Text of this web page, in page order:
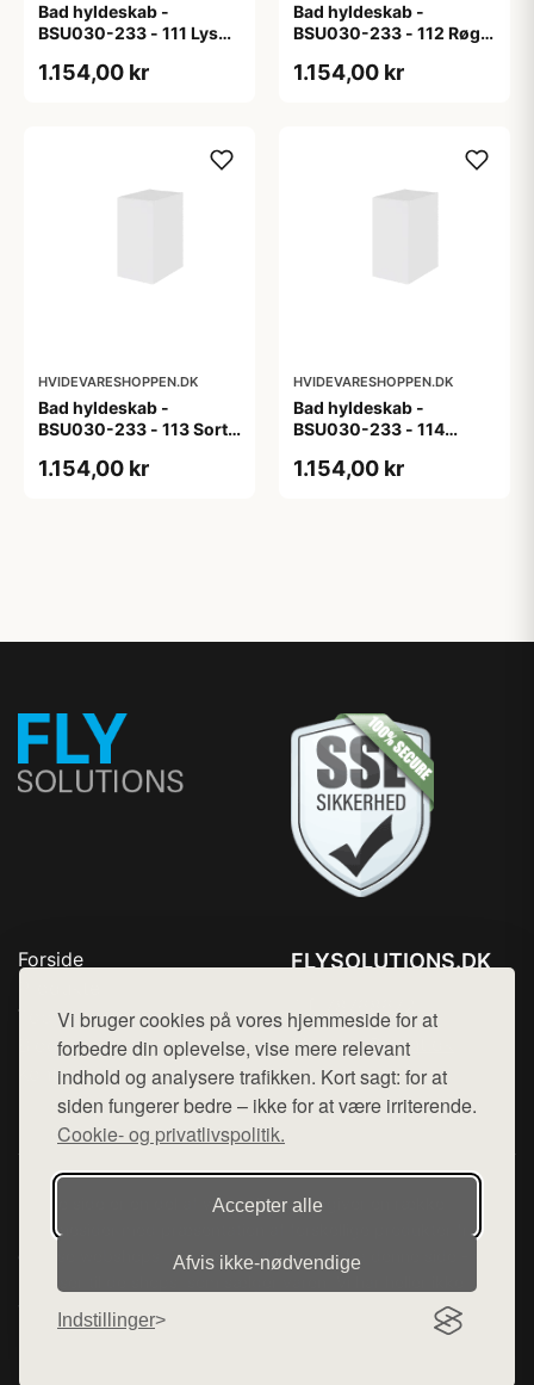
Vi bruger cookies på vores hjemmeside for at
forbedre din oplevelse, vise mere relevant
indhold og analysere trafikken. Kort sagt: for at
siden fungerer bedre – ikke for at være irriterende.
Cookie- og privatlivspolitik.
Accepter alle
Afvis ikke‑nødvendige
Indstillinger
Bad hyldeskab -
BSU030-233 - 111 Lys
1.154,00 kr
Bad hyldeskab -
BSU030-233 - 112 Røget
1.154,00 kr
HVIDEVARESHOPPEN.DK
Bad hyldeskab -
BSU030-233 - 113 Sort
1.154,00 kr
HVIDEVARESHOPPEN.DK
Bad hyldeskab -
BSU030-233 - 114
m/eg ABS-kant
1.154,00 kr
Forside
Top Rabatter
Blog
Kontakt
FLYSOLUTIONS.DK
Mail: hej@want.dk
Cookie- og privatlivspolitik
Denne side er en del af want.dk, der udgiver en række
hjemmesider med præsentation af forskellige produkter fra
diverse webshops. Der sælges ikke varer fra denne side - vi
henviser til de shops, som sælger varen. Vi har heller ikke
varerne på lager.